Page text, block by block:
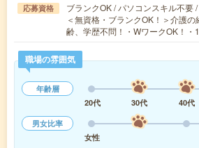
応募資格
ブランクOK / パソコンスキル不要
＜無資格・ブランクOK！＞介護
齢、学歴不問！・WワークOK！
職場の雰囲気
年齢層
20代
30代 40代
男女比率
女性